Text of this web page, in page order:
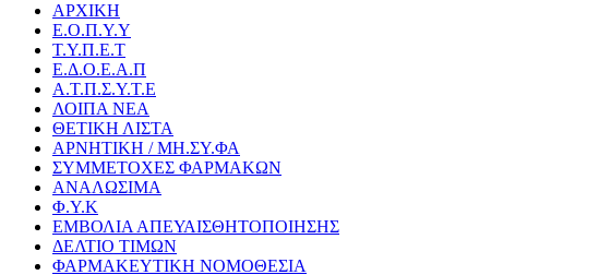
ΑΡΧΙΚΗ
Ε.Ο.Π.Υ.Υ
Τ.Υ.Π.Ε.Τ
Ε.Δ.Ο.Ε.Α.Π
Α.Τ.Π.Σ.Υ.Τ.Ε
ΛΟΙΠΑ ΝΕΑ
ΘΕΤΙΚΗ ΛΙΣΤΑ
ΑΡΝΗΤΙΚΗ / ΜΗ.ΣΥ.ΦΑ
ΣΥΜΜΕΤΟΧΕΣ ΦΑΡΜΑΚΩΝ
ΑΝΑΛΩΣΙΜΑ
Φ.Υ.Κ
ΕΜΒΟΛΙΑ ΑΠΕΥΑΙΣΘΗΤΟΠΟΙΗΣΗΣ
ΔΕΛΤΙΟ ΤΙΜΩΝ
ΦΑΡΜΑΚΕΥΤΙΚΗ ΝΟΜΟΘΕΣΙΑ